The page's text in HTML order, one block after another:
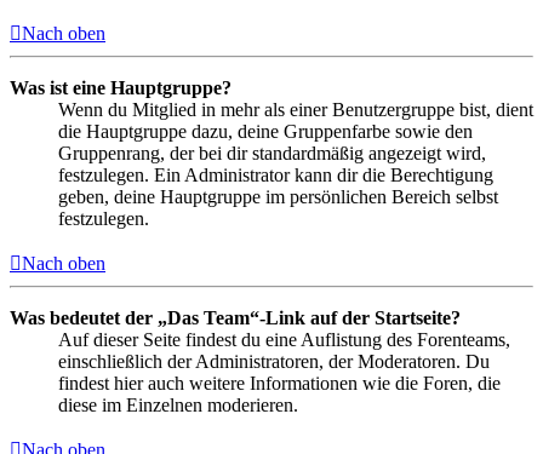
Nach oben
Was ist eine Hauptgruppe?
Wenn du Mitglied in mehr als einer Benutzergruppe bist, dient
die Hauptgruppe dazu, deine Gruppenfarbe sowie den
Gruppenrang, der bei dir standardmäßig angezeigt wird,
festzulegen. Ein Administrator kann dir die Berechtigung
geben, deine Hauptgruppe im persönlichen Bereich selbst
festzulegen.
Nach oben
Was bedeutet der „Das Team“-Link auf der Startseite?
Auf dieser Seite findest du eine Auflistung des Forenteams,
einschließlich der Administratoren, der Moderatoren. Du
findest hier auch weitere Informationen wie die Foren, die
diese im Einzelnen moderieren.
Nach oben